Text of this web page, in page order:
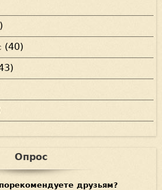
(40)
Опрос
друзьям?